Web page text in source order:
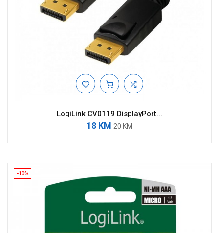
LogiLink CV0119 DisplayPort...
18 KM 20 KM
-10%